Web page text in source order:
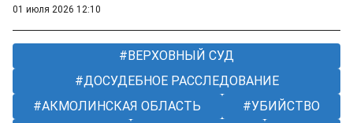
01 июля 2026 12:10
ВЕРХОВНЫЙ СУД
ДОСУДЕБНОЕ РАССЛЕДОВАНИЕ
АКМОЛИНСКАЯ ОБЛАСТЬ
УБИЙСТВО